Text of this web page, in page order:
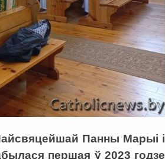
Панны Марыі і
першая ў 2023 годзе